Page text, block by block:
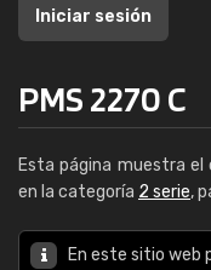
Iniciar sesión
PMS 2270 C
Esta página muestra el
en la categoría 2 serie,
En este sitio web